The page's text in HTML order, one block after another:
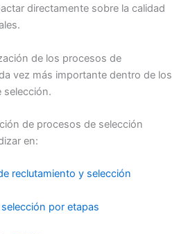
directamente sobre la calidad
de los procesos de
vez más importante dentro de los
selección.
de procesos de selección
en:
reclutamiento y selección
por etapas